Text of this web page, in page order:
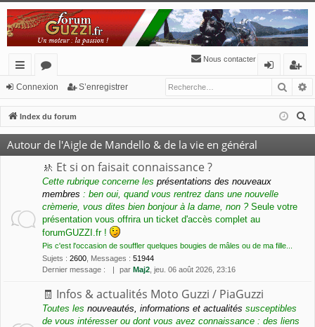
cc
ès
ra
pi
or
u
m
s
Nous contacter
n
ne
n
’e
nr
eg
Connexion S’enregistrer
Index du forum
Autour de l'Aigle de Mandello & de la vie en général
🚸 Et si on faisait connaissance ?
Cette rubrique concerne les présentations des nouveaux
membres : ben oui, quand vous rentrez dans une nouvelle
crèmerie, vous dites bien bonjour à la dame, non ?Seule votre
présentation vous offrira un ticket d'accès complet au
forumGUZZI.fr !
Pis c'est l'occasion de souffler quelques bougies de mâles ou de ma fille...
Sujets : 2600 Messages : 51944
Dernier message :
par Maj2 , jeu. 06 août 2026, 23:16
🧾 Infos & actualités Moto Guzzi / PiaGuzzi
Toutes les nouveautés, informations et actualités susceptibles
de vous intéresser ou dont vous avez connaissance : des liens